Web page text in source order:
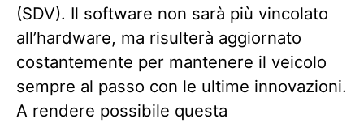
(SDV). Il software non sarà più vincolato
all’hardware, ma risulterà aggiornato
costantemente per mantenere il veicolo
sempre al passo con le ultime innovazioni.
A rendere possibile questa